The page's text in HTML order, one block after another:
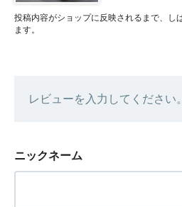
投稿内容がショップに反映されるまで、し
ます。
レビューを入力してください。
ニックネーム